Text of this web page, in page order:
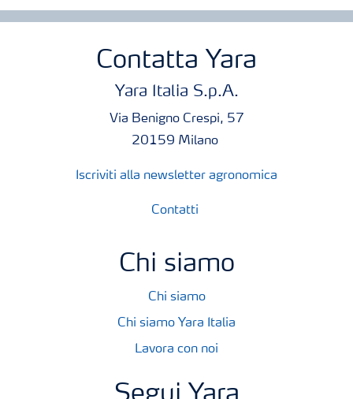
Contatta Yara
Yara Italia S.p.A.
Via Benigno Crespi, 57
20159 Milano
Iscriviti alla newsletter agronomica
Contatti
Chi siamo
Chi siamo
Chi siamo Yara Italia
Lavora con noi